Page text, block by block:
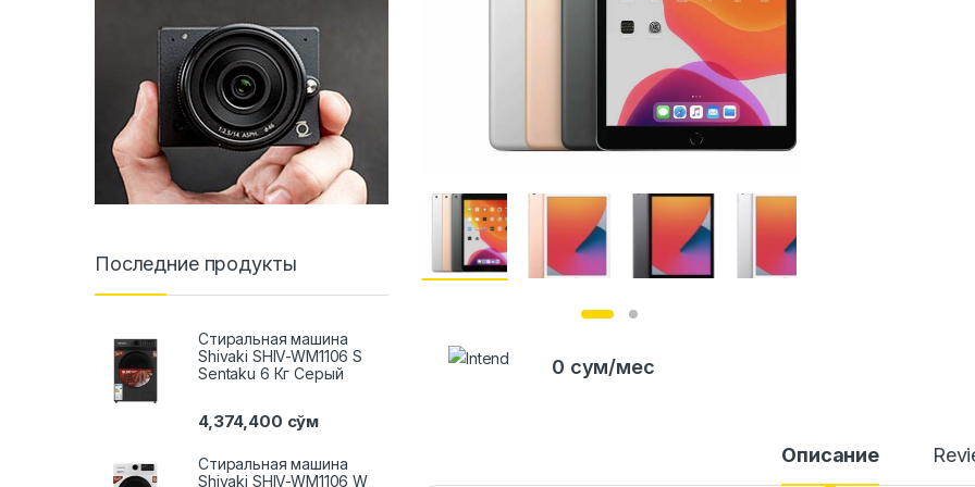
0 сум/мес
Описание
Последние продукты
Стиральная машина
Shivaki SHIV-WM1106 S
Sentaku 6 Кг Серый
4,374,400 сўм
Стиральная машина
Shivaki SHIV-WM1106 W